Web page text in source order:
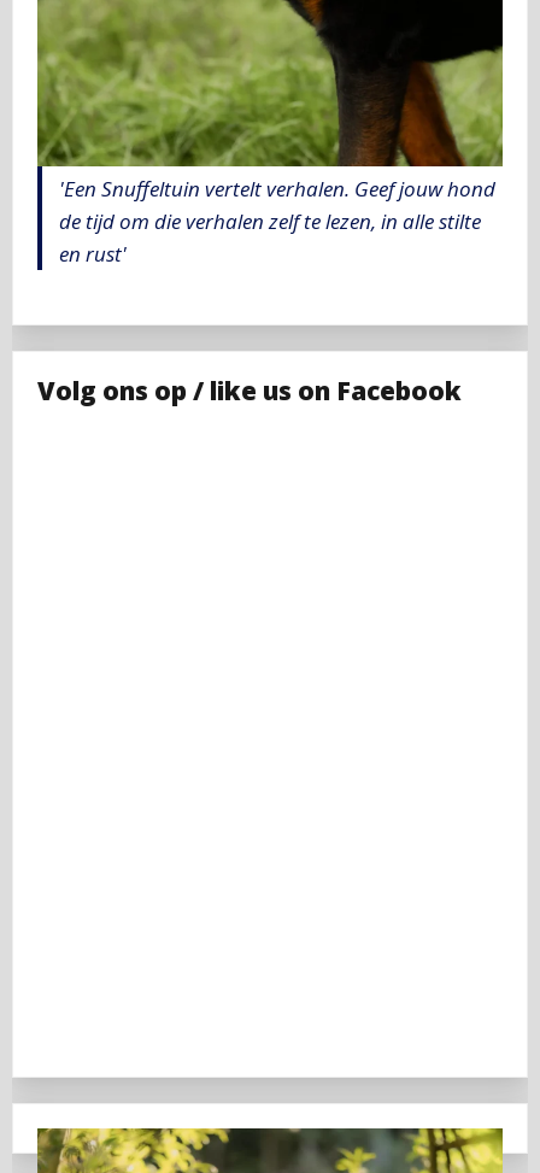
'Een Snuffeltuin vertelt verhalen. Geef jouw hond
de tijd om die verhalen zelf te lezen, in alle stilte
en rust'
Volg ons op / like us on Facebook